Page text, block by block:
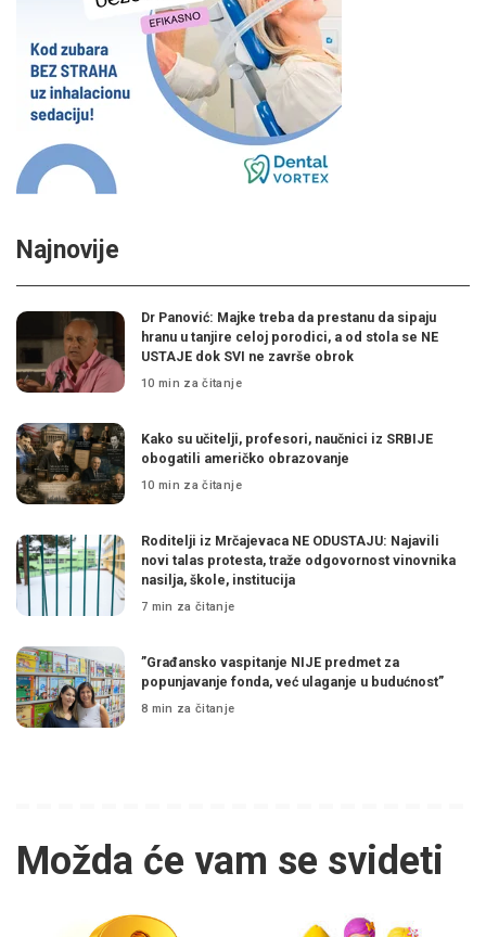
Najnovije
Dr Panović: Majke treba da prestanu da sipaju
hranu u tanjire celoj porodici, a od stola se NE
USTAJE dok SVI ne završe obrok
10 min za čitanje
Kako su učitelji, profesori, naučnici iz SRBIJE
obogatili američko obrazovanje
10 min za čitanje
Roditelji iz Mrčajevaca NE ODUSTAJU: Najavili
novi talas protesta, traže odgovornost vinovnika
nasilja, škole, institucija
7 min za čitanje
”Građansko vaspitanje NIJE predmet za
popunjavanje fonda, već ulaganje u budućnost”
8 min za čitanje
Možda će vam se svideti